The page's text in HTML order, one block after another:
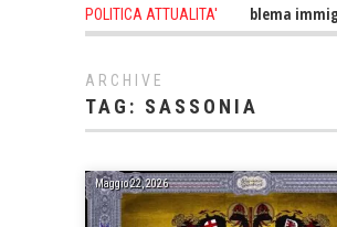
POLITICA ATTUALITA'
1 day ago - Altro che problema
ARCHIVE
TAG: SASSONIA
Maggio 22, 2026